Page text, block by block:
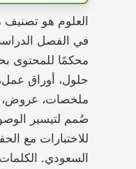
العلوم هو تصنيف
في الفصل
محكمًا للمحتوى
حلول، أوراق
ملخصات، عروض،
صُمم لتيسير
للاختبارات مع
السعودي.